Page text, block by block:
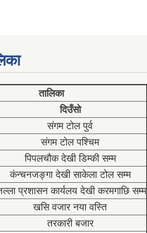
तालिका
दिउँसो
संगम टोल पुर्व
संगम टोल पश्चिम
पिपलचौक देखी डिम्की सम्म
कंन्चनजङ्गा देखी साकेला टोल सम्म
प्रशासन कार्यलय देखी करमगाछि सम्म
खसि वजार नया वस्ति
तरकारी बजार